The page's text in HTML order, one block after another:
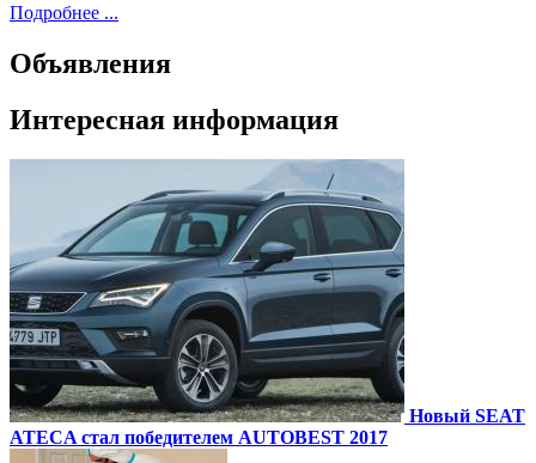
Подробнее ...
Объявления
Интересная информация
Новый SEAT
ATECA стал победителем AUTOBEST 2017